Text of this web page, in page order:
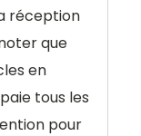
réception
que
en
tous les
pour